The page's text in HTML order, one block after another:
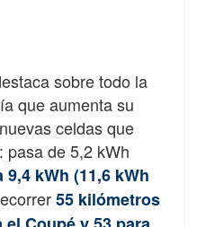
sobre todo la
que aumenta su
celdas que
pasa de 5,2 kWh
9,4 kWh (11,6 kWh
55 kilómetros